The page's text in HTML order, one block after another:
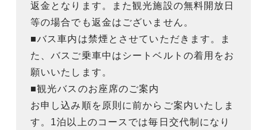
返金となります。また観光施設の無料開放日
等の場合でも返金はございません。
■バス車内は禁煙とさせていただきます。ま
た、バスご乗車中はシートベルトの着用をお
願いいたします。
■観光バスのお座席のご案内
お申し込み順を原則に前からご案内いたしま
す。1泊以上のコースでは毎日交代制になり